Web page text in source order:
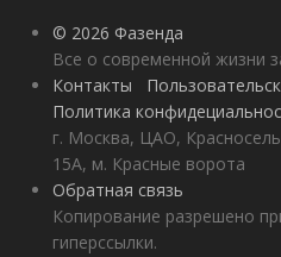
© 2026 Фазенда
Все о современной жизни
Контакты
Политика
г. Москва, ЦАО,
15А, м. Красные ворота
Обратная связь
Копирование разрешено
гиперссылки.